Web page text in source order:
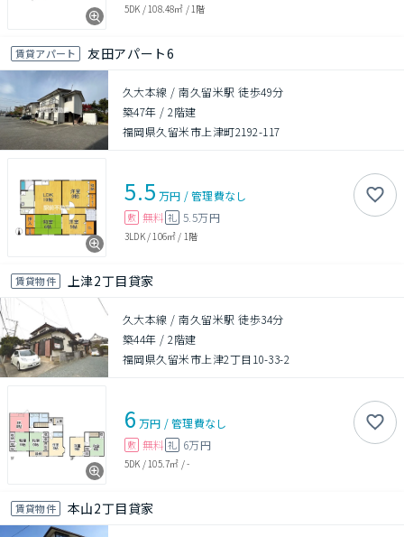
5DK / 108.48㎡ / 1階
賃貸アパート 友田アパート6
久大本線 / 南久留米駅 徒歩49分
築47年 /2階建
福岡県久留米市上津町2192-117
5.5 万円 /管理費なし
敷 無料 礼 5.5万円
3LDK/ 106㎡ / 1階
賃貸物件 上津2丁目貸家
久大本線 / 南久留米駅 徒歩34分
築44年 /2階建
福岡県久留米市上津2丁目10-33-2
6 万円 /管理費なし
敷 無料 礼 6万円
5DK / 105.7㎡ /-
賃貸物件 本山2丁目貸家